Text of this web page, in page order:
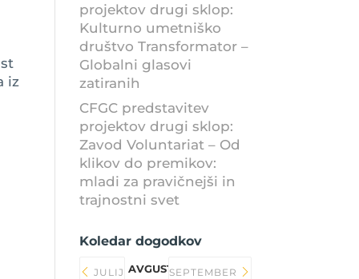
iz
projektov drugi sklop:
Kulturno umetniško
društvo Transformator –
Globalni glasovi
zatiranih
CFGC predstavitev
projektov drugi sklop:
Zavod Voluntariat – Od
klikov do premikov:
mladi za pravičnejši in
trajnostni svet
Koledar dogodkov
JULIJ AVGUST 2026SEPTEMBER